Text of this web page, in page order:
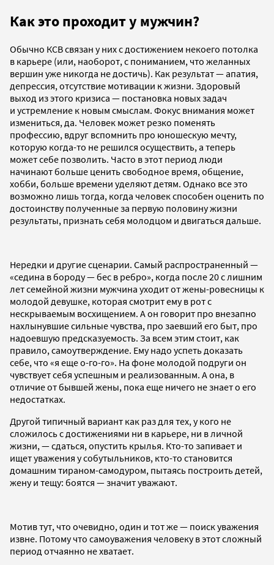
Как это проходит у мужчин?
Обычно КСВ связан у них с достижением некоего потолка
в карьере (или, наоборот, с пониманием, что желанных
вершин уже никогда не достичь). Как результат — апатия,
депрессия, отсутствие мотивации к жизни. Здоровый
выход из этого кризиса — постановка новых задач
и устремление к новым смыслам. Фокус внимания может
измениться, да. Человек может резко поменять
профессию, вдруг вспомнить про юношескую мечту,
которую когда-то не решился осуществить, а теперь
может себе позволить. Часто в этот период люди
начинают больше ценить свободное время, общение,
хобби, больше времени уделяют детям. Однако все это
возможно лишь тогда, когда человек способен оценить по
достоинству полученные за первую половину жизни
результаты, признать себя молодцом и двигаться дальше.
Нередки и другие сценарии. Самый распространенный —
«седина в бороду — бес в ребро», когда после 20 с лишним
лет семейной жизни мужчина уходит от жены-ровесницы к
молодой девушке, которая смотрит ему в рот с
нескрываемым восхищением. А он говорит про внезапно
нахлынувшие сильные чувства, про заевший его быт, про
надоевшую предсказуемость. За всем этим стоит, как
правило, самоутверждение. Ему надо успеть доказать
себе, что «я еще о-го-го». На фоне молодой подруги он
чувствует себя успешным и реализованным. А она, в
отличие от бывшей жены, пока еще ничего не знает о его
недостатках.
Другой типичный вариант как раз для тех, у кого не
сложилось с достижениями ни в карьере, ни в личной
жизни, — сдаться, опустить крылья. Кто-то запивает и
ищет уважения у собутыльников, кто-то становится
домашним тираном-самодуром, пытаясь построить детей,
жену и тещу: боятся — значит уважают.
Мотив тут, что очевидно, один и тот же — поиск уважения
извне. Потому что самоуважения человеку в этот сложный
период отчаянно не хватает.